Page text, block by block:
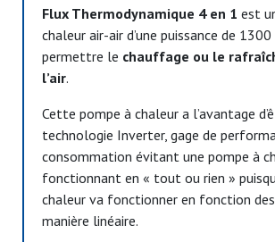
Flux Thermodynamique 4 en 1 est
chaleur air-air d’une puissance de
permettre le chauffage ou le
l’air.
Cette pompe à chaleur a l’avantage
technologie Inverter, gage de
consommation évitant une pompe à
fonctionnant en « tout ou rien »
chaleur va fonctionner en fonction
manière linéaire.